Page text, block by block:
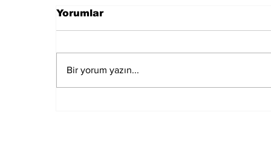
Yorumlar
Bir yorum yazın...